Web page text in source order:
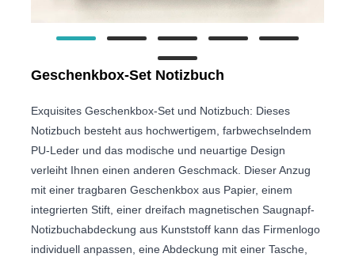
Geschenkbox-Set Notizbuch
Exquisites Geschenkbox-Set und Notizbuch: Dieses
Notizbuch besteht aus hochwertigem, farbwechselndem
PU-Leder und das modische und neuartige Design
verleiht Ihnen einen anderen Geschmack. Dieser Anzug
mit einer tragbaren Geschenkbox aus Papier, einem
integrierten Stift, einer dreifach magnetischen Saugnapf-
Notizbuchabdeckung aus Kunststoff kann das Firmenlogo
individuell anpassen, eine Abdeckung mit einer Tasche,